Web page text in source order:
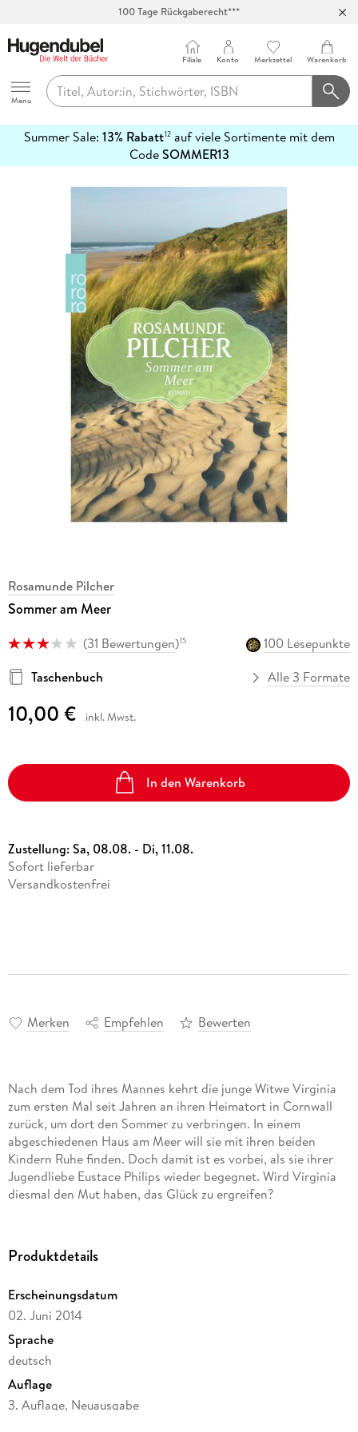
100 Tage Rückgaberecht***
Hugendubel
Menu
Filiale Konto Merkzettel Warenkorb
Summer Sale: 13% Rabatt12auf viele Sortimente mit dem
CodeSOMMER13
erfahren
Rosamunde Pilcher
Sommer am Meer
(31 Bewertungen)15
100 Lesepunkte
Taschenbuch
Alle 3 Formate
10,00 € inkl. Mwst.
In den Warenkorb
Zustellung:Sa, 08.08. - Di, 11.08.
Sofort lieferbar
Versandkostenfrei
Merken Empfehlen Bewerten
Nach dem Tod ihres Mannes kehrt die junge Witwe Virginia
zum ersten Mal seit Jahren an ihren Heimatort in Cornwall
zurück, um dort den Sommer zu verbringen. In einem
abgeschiedenen Haus am Meer will sie mit ihren beiden
Kindern Ruhe finden. Doch damit ist es vorbei, als sie ihrer
Jugendliebe Eustace Philips wieder begegnet. Wird Virginia
diesmal den Mut haben, das Glück zu ergreifen?
Produktdetails
Erscheinungsdatum
02. Juni 2014
Sprache
deutsch
Auflage
3. Auflage, Neuausgabe